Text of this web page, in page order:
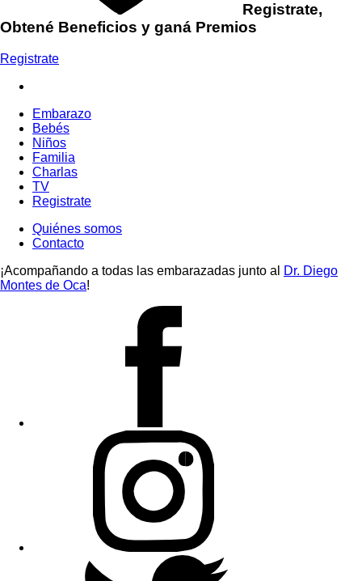
Registrate,
Obtené Beneficios y ganá Premios
Registrate
Embarazo
Bebés
Niños
Familia
Charlas
TV
Registrate
Quiénes somos
Contacto
¡Acompañando a todas las embarazadas junto al
Dr. Diego
Montes de Oca!